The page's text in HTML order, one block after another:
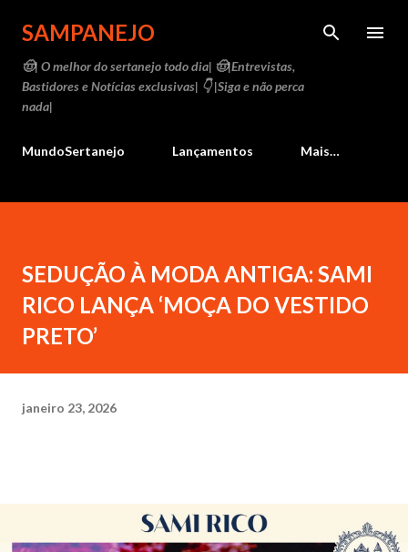
Pular para o conteúdo principal
SAMPANEJO
🤠| O melhor do sertanejo todo dia| 🤠|Entrevistas,
Bastidores e Notícias exclusivas| 👇 |Siga e não perca
nada|
MundoSertanejo Lançamentos Mais…
SEDUÇÃO À MODA ANTIGA: SAMI
RICO LANÇA ‘MOÇA DO VESTIDO
PRETO’
janeiro 23, 2026